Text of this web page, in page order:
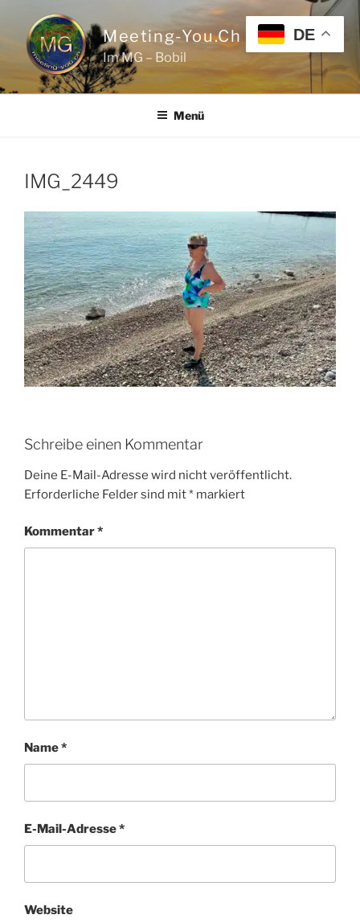
Inhalt
springen
Meeting-You.ch
Im MG – Bobil
Menü
IMG_2449
Schreibe einen Kommentar
Deine E-Mail-Adresse wird nicht veröffentlicht.
Erforderliche Felder sind mit* markiert
Kommentar*
Name*
E-Mail-Adresse*
Website
DE